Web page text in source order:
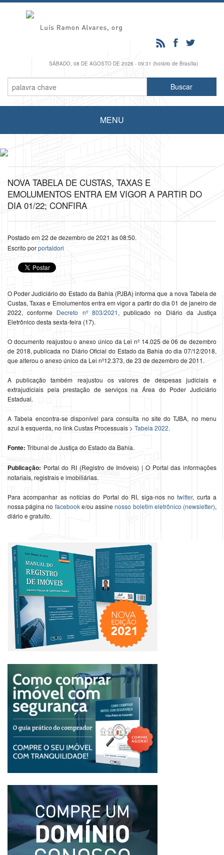
SÁBADO, 08 DE AGOSTO DE 2026 - 09:31 (horário de Brasília)
MENU
NOVA TABELA DE CUSTAS, TAXAS E
EMOLUMENTOS ENTRA EM VIGOR A PARTIR DO
DIA 01/22; CONFIRA
Postado em 22 de dezembro de 2021 às 08:50.
Escrito porportaldori
O Poder Judiciário do Estado da Bahia (PJBA) informa que a nova Tabela de
Custas, Taxas e Emolumentos entra em vigor a partir do dia 01 de janeiro de
2022, conforme Decreto nº 803/2021, publicado no Diário da Justiça
Eletrônico desta sexta-feira (17).
O documento reajustou o anexo único da Lei nº 14.025 de 06 de dezembro
de 2018, publicada no Diário Oficial do Estado da Bahia do dia 07/12/2018,
que alterou o anexo único da Lei nº12.373, de 23 de dezembro de 2011.
A publicação também reajustou os valores de despesas judiciais e
extrajudiciais pela prestação de serviços na Área do Poder Judiciário
Estadual.
A Tabela encontra-se disponível para consulta no site do TJBA, no menu
azul à esquerda, no link Custas Processuais > Tabela 2022.
Fonte: Tribunal de Justiça do Estado da Bahia.
Publicação: Portal do RI (Registro de Imóveis) | O Portal das informações
notariais, registrais e imobiliárias.
Para acompanhar as notícias do Portal do RI, siga-nos notwitter, curta a
nossa página no facebooke/ou assinenosso boletim eletrônico (newsletter),
diário e gratuito.